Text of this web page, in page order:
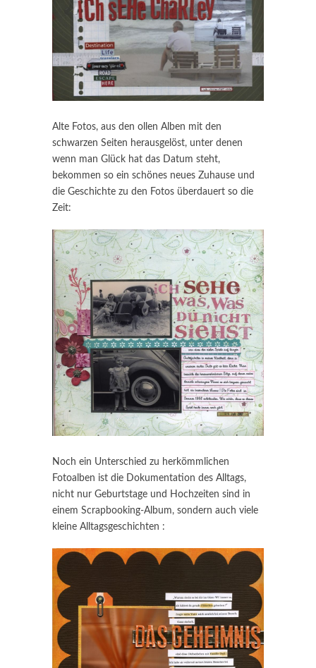
Alte Fotos, aus den ollen Alben mit den
schwarzen Seiten herausgelöst, unter denen
wenn man Glück hat das Datum steht,
bekommen so ein schönes neues Zuhause und
die Geschichte zu den Fotos überdauert so die
Zeit:
Noch ein Unterschied zu herkömmlichen
Fotoalben ist die Dokumentation des Alltags,
nicht nur Geburtstage und Hochzeiten sind in
einem Scrapbooking-Album, sondern auch viele
kleine Alltagsgeschichten :